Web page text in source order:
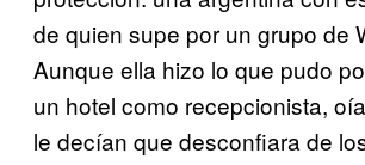
de quien supe por un grupo de
Aunque ella hizo lo que pudo
un hotel como recepcionista,
le decían que desconfiara de